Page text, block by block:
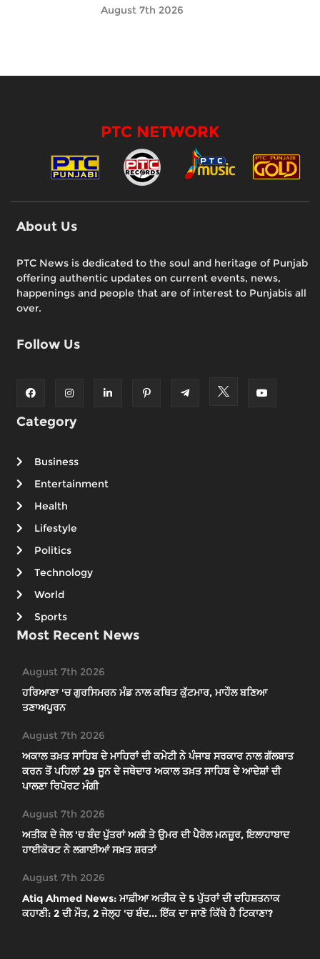
August 7th 2026
PTC NETWORK
About Us
PTC News is dedicated to the soul and heritage of Punjab
offering authentic updates on current events, news,
happenings and people that are of interest to Punjabis all
over.
Follow Us
Category
Business
Entertainment
Health
Lifestyle
Politics
Technology
World
Sports
Most Recent News
August 7th 2026
ਹਰਿਆਣਾ 'ਚ ਗੁਰਸਿਮਰਨ ਮੰਡ ਨਾਲ ਕਥਿਤ ਕੁੱਟਮਾਰ, ਮਾਹੌਲ ਬਣਿਆ
ਤਣਾਅਪੂਰਨ
August 7th 2026
ਅਕਾਲ ਤਖ਼ਤ ਸਾਹਿਬ ਦੇ ਮਾਹਿਰਾਂ ਦੀ ਕਮੇਟੀ ਨੇ ਪੰਜਾਬ ਸਰਕਾਰ ਨਾਲ ਗੱਲਬਾਤ
ਕਰਨ ਤੋਂ ਪਹਿਲਾਂ 29 ਜੂਨ ਦੇ ਜਥੇਦਾਰ ਅਕਾਲ ਤਖ਼ਤ ਸਾਹਿਬ ਦੇ ਆਦੇਸ਼ਾਂ ਦੀ
ਪਾਲਣਾ ਰਿਪੋਰਟ ਮੰਗੀ
August 7th 2026
ਅਤੀਕ ਦੇ ਜੇਲ 'ਚ ਬੰਦ ਪੁੱਤਰਾਂ ਅਲੀ ਤੇ ਉਮਰ ਦੀ ਪੈਰੋਲ ਮਨਜ਼ੂਰ, ਇਲਾਹਾਬਾਦ
ਹਾਈਕੋਰਟ ਨੇ ਲਗਾਈਆਂ ਸਖ਼ਤ ਸ਼ਰਤਾਂ
August 7th 2026
Atiq Ahmed News: ਮਾਫ਼ੀਆ ਅਤੀਕ ਦੇ 5 ਪੁੱਤਰਾਂ ਦੀ ਦਹਿਸ਼ਤਨਾਕ
ਕਹਾਣੀ: 2 ਦੀ ਮੌਤ, 2 ਜੇਲ੍ਹ 'ਚ ਬੰਦ... ਇੱਕ ਦਾ ਜਾਣੋ ਕਿੱਥੇ ਹੈ ਟਿਕਾਣਾ?